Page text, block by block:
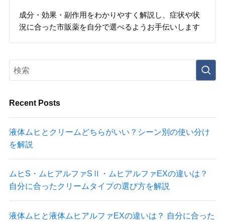
成分・効果・副作用をわかりやすく解説し、症状や状
況に合った市販薬を自分で選べるようお手伝いします
Recent Posts
液体ムヒとクリームどちらがいい？シーン別の使い分け
を解説
ムヒS・ムヒアルファSⅡ・ムヒアルファEXの違いは？
自分に合ったクリームタイプの選び方を解説
液体ムヒと液体ムヒアルファEXの違いは？ 自分に合った